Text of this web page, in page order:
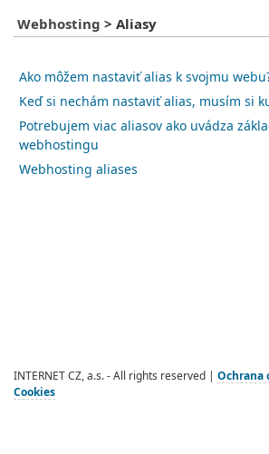
Webhosting > Aliasy
Ako môžem nastaviť alias k svojmu
Keď si nechám nastaviť alias, musím si
Potrebujem viac aliasov ako uvádza
webhostingu
Webhosting aliases
INTERNET CZ, a.s. - All rights reserved | Ochrana
Cookies